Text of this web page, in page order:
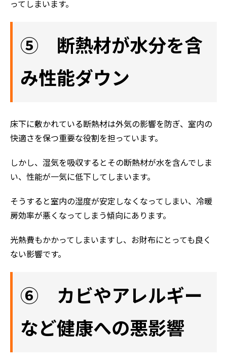
初めての方へ
ってしまいます。
⑤ 断熱材が水分を含
み性能ダウン
床下に敷かれている断熱材は外気の影響を防ぎ、室内の
快適さを保つ重要な役割を担っています。
しかし、湿気を吸収するとその断熱材が水を含んでしま
い、性能が一気に低下してしまいます。
そうすると室内の湿度が安定しなくなってしまい、冷暖
房効率が悪くなってしまう傾向にあります。
光熱費もかかってしまいますし、お財布にとっても良く
ない影響です。
⑥ カビやアレルギー
など健康への悪影響